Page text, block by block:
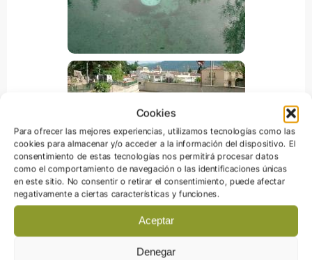
Cookies
Para ofrecer las mejores experiencias, utilizamos tecnologías como las
cookies para almacenar y/o acceder a la información del dispositivo. El
consentimiento de estas tecnologías nos permitirá procesar datos
como el comportamiento de navegación o las identificaciones únicas
en este sitio. No consentir o retirar el consentimiento, puede afectar
negativamente a ciertas características y funciones.
Aceptar
Denegar